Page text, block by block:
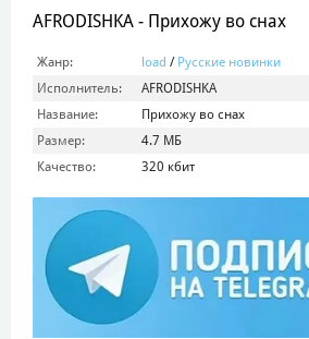
AFRODISHKA - Прихожу во снах
Жанр: load / Русские новинки
Исполнитель:
AFRODISHKA
Название:
Прихожу во снах
Размер:
4.7 МБ
Качество:
320 кбит